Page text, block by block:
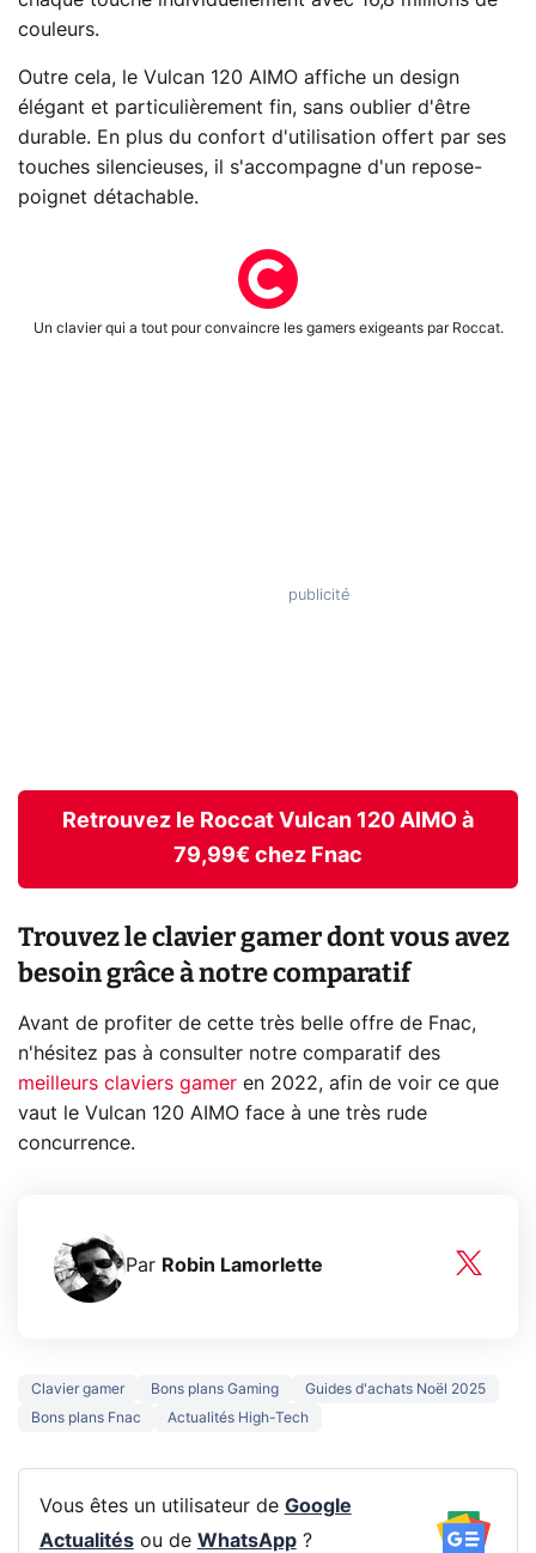
couleurs.
Outre cela, le Vulcan 120 AIMO affiche un design
élégant et particulièrement fin, sans oublier d'être
durable. En plus du confort d'utilisation offert par ses
touches silencieuses, il s'accompagne d'un repose-
poignet détachable.
Un clavier qui a tout pour convaincre les gamers exigeants par Roccat.
Retrouvez le Roccat Vulcan 120 AIMO à
79,99€ chez Fnac
Trouvez le clavier gamer dont vous avez
besoin grâce à notre comparatif
Avant de profiter de cette très belle offre de Fnac,
n'hésitez pas à consulter notre comparatif des
meilleurs claviers gamer en 2022, afin de voir ce que
vaut le Vulcan 120 AIMO face à une très rude
concurrence.
Par Robin Lamorlette
Clavier gamer Bons plans Gaming
Guides d'achats Noël 2025
Bons plans Fnac
Actualités High-Tech
Vous êtes un utilisateur de Google
Actualitésou de WhatsApp?